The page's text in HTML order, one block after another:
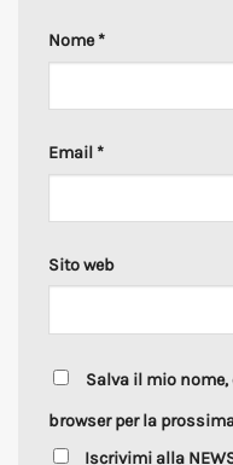
Nome*
Email *
Sito web
Salva il mio
browser per la
Iscrivimi alla